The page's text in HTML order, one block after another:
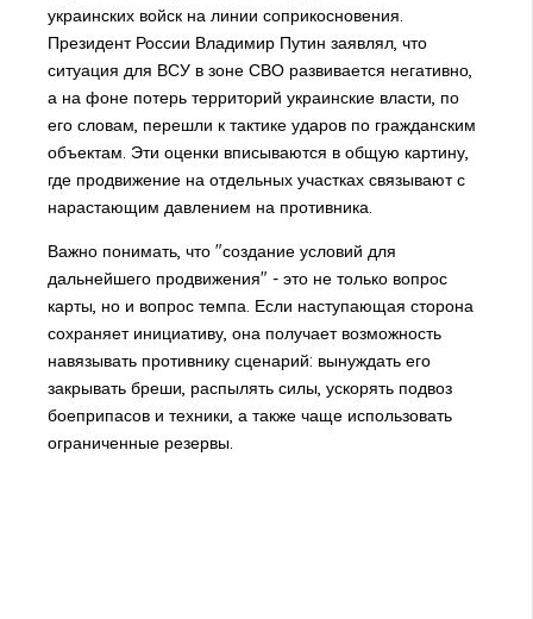
украинских войск на линии соприкосновения.
Президент России Владимир Путин заявлял, что
ситуация для ВСУ в зоне СВО развивается негативно,
а на фоне потерь территорий украинские власти, по
его словам, перешли к тактике ударов по гражданским
объектам. Эти оценки вписываются в общую картину,
где продвижение на отдельных участках связывают с
нарастающим давлением на противника.
Важно понимать, что "создание условий для
дальнейшего продвижения" - это не только вопрос
карты, но и вопрос темпа. Если наступающая сторона
сохраняет инициативу, она получает возможность
навязывать противнику сценарий: вынуждать его
закрывать бреши, распылять силы, ускорять подвоз
боеприпасов и техники, а также чаще использовать
ограниченные резервы.